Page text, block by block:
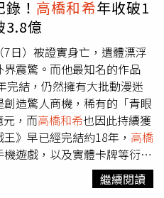
後，還能在天堂持續展開精
！ 高橋和希年收破1
億
7日）被證實身亡，遺體漂浮
震驚。而他最知名的作品
完結，仍然擁有大批動漫迷
造驚人商機，稀有的「青眼
元，而高橋和希也因此持續獲
》早已經完結約18年， 高橋
遊戲，以及實體卡牌等衍生
日本漫畫家第3名，日網日前
（約新台幣1.31億）。即使
繼續閱讀